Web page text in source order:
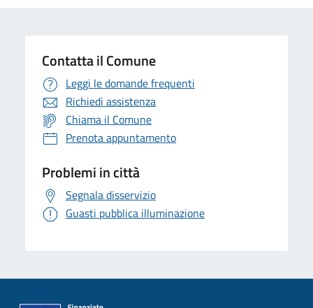
Contatta il Comune
Leggi le domande frequenti
Richiedi assistenza
Chiama il Comune
Prenota appuntamento
Problemi in città
Segnala disservizio
Guasti pubblica illuminazione